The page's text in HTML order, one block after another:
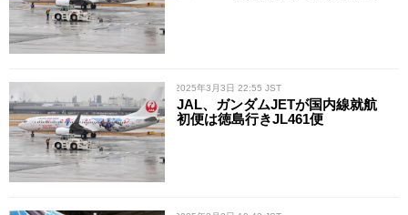
/ 2025年3月3日 22:55 JST
JAL、ガンダムJETが国内線就航
初便は徳島行きJL461便